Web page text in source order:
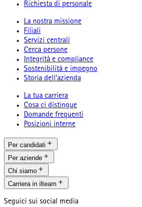
Richiesta di personale
La nostra missione
Filiali
Servizi centrali
Cerca persone
Integrità e compliance
Sostenibilità e impegno
Storia dell’azienda
La tua carriera
Cosa ci distingue
Domande frequenti
Posizioni interne
Per candidati
Per aziende
Chi siamo
Carriera in ilteam
Seguici sui social media